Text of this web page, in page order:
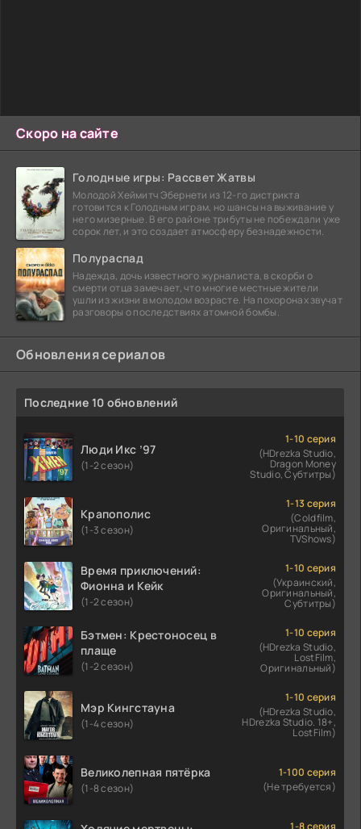
Скоро на сайте
Голодные игры: Рассвет Жатвы
Молодой Хеймитч Эбернети из 12-го дистрикта
готовится к Голодным играм, но шансы на выживание у
него мизерные. В его районе трибуты не побеждали уже
сорок лет, и это создает атмосферу безнадежности.
Полураспад
Надежда, дочь известного журналиста, в скорби о
смерти отца замечает, что многие местные жители
ушли из жизни в молодом возрасте. На похоронах звучат
разговоры о последствиях атомной бомбы.
Обновления сериалов
Последние 10 обновлений
Люди Икс ’97
(1-2 сезон)
1-10 серия
(HDrezka Studio,
Dragon Money
Studio, Субтитры)
Крапополис
(1-3 сезон)
1-13 серия
(Coldfilm,
Оригинальный,
TVShows)
Время приключений:
Фионна и Кейк
(1-2 сезон)
1-10 серия
(Украинский,
Оригинальный,
Субтитры)
Бэтмен: Крестоносец в
плаще
(1-2 сезон)
1-10 серия
(HDrezka Studio,
LostFilm,
Оригинальный)
Мэр Кингстауна
(1-4 сезон)
1-10 серия
(HDrezka Studio,
HDrezka Studio. 18+,
LostFilm)
Великолепная пятёрка
(1-8 сезон)
1-100 серия
(Не требуется)